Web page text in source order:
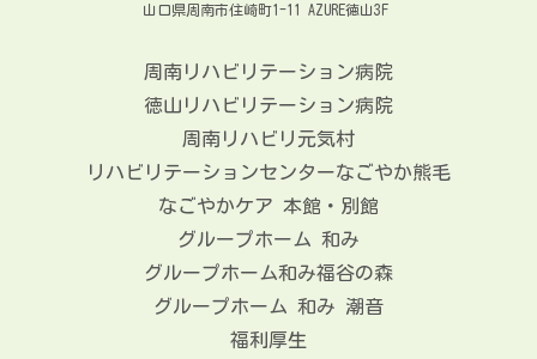
山口県周南市住崎町1-11 AZURE徳山3F
周南リハビリテーション病院
徳山リハビリテーション病院
周南リハビリ元気村
リハビリテーションセンターなごやか熊毛
なごやかケア 本館・別館
グループホーム 和み
グループホーム和み福谷の森
グループホーム 和み 潮音
福利厚生